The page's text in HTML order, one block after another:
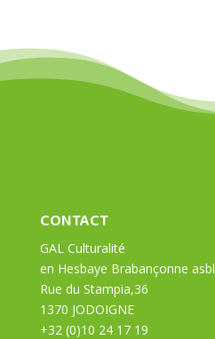
CONTACT
GAL Culturalité
en Hesbaye Brabançonne asbl
Rue du Stampia,36
1370 JODOIGNE
+32 (0)10 24 17 19